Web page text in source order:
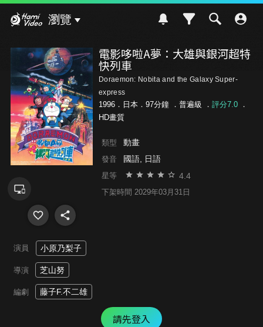
瀏覽
電影哆啦A夢：大雄與銀河超特
快列車
Doraemon: Nobita and the Galaxy Super-
express
1996．日本．97分鐘 ． 普遍級 ． 評分7.0．
HD畫質
類型 動畫
發音 國語, 日語
星等 4.4
下架時間 2029年03月31日
演員 小原乃梨子
導演 芝山努
編劇 藤子F.不二雄
請先登入